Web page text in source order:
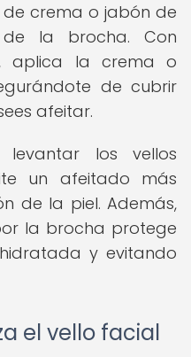
crema o jabón de
la brocha. Con
aplica la crema o
de cubrir
afeitar.
los vellos
un afeitado más
de la piel. Además,
la brocha protege
y evitando
el vello facial